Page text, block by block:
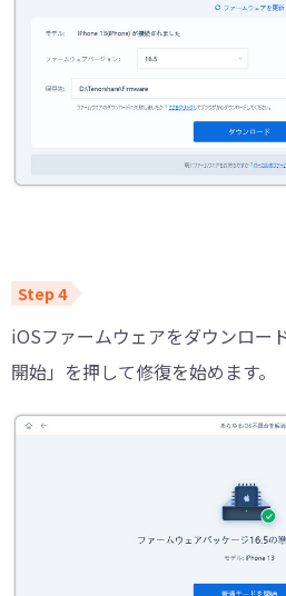
iOSファームウェアをダウンロー
開始」を押して修復を始めます。